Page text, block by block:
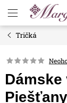
obsah
Tričká